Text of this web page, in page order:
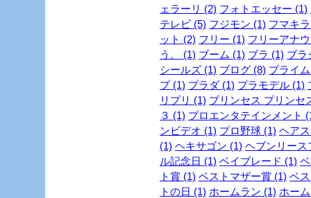
ェラーリ (2) フォトエッセー (1)
テレビ (5) フジモン (1) フマキ
ット (2) フリー (1) フリーアナ
う。 (1) ブーム (1) ブラ (1) ブラ
シールズ (1) ブログ (8) プライ
プ (1) プラダ (1) プラモデル (1)
リプリ (1) プリンセス プリンセ
３ (1) プロエンタテインメント
ンビデオ (1) プロ野球 (1) ヘア
(1) ヘキサゴン (1) ヘブンリース
ル記念日 (1) ベイブレード (1)
ト賞 (1) ベストマザー賞 (1) ベ
トの日 (1) ホームラン (1) ホー